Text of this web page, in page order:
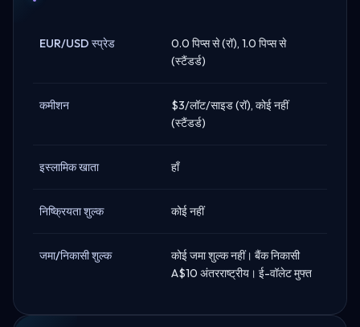
EUR/USD स्प्रेड
0.0 पिप्स से (रॉ), 1.0 पिप्स से
(स्टैंडर्ड)
कमीशन
$3/लॉट/साइड (रॉ), कोई नहीं
(स्टैंडर्ड)
इस्लामिक खाता हाँ
निष्क्रियता शुल्क कोई नहीं
जमा/निकासी शुल्क
कोई जमा शुल्क नहीं। बैंक निकासी
A$10 अंतरराष्ट्रीय। ई-वॉलेट मुफ्त